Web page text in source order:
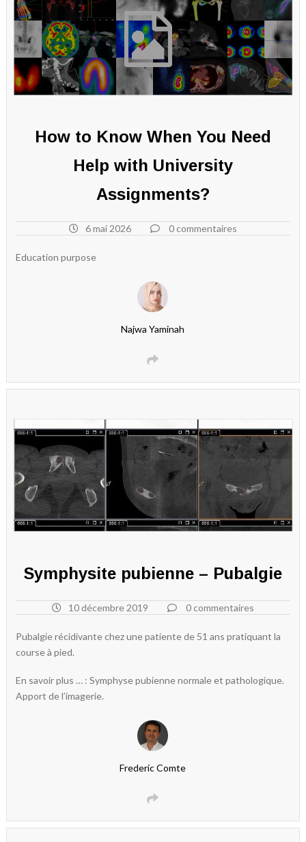
How to Know When You Need
Help with University
Assignments?
6 mai 2026 0 commentaires
Education purpose
Najwa Yaminah
Symphysite pubienne – Pubalgie
10 décembre 2019 0 commentaires
Pubalgie récidivante chez une patiente de 51 ans pratiquant la
course à pied.
En savoir plus … : Symphyse pubienne normale et pathologique.
Apport de l’imagerie.
Frederic Comte